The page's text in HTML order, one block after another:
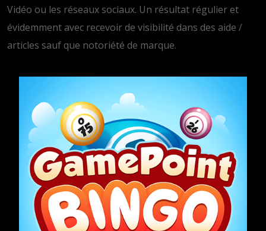
Vidéo ou les réseaux sociaux. Un résultat régulier et
évidemment avec recevoir de visibilité dans des aide /
articles sauf que notoriété de marque.